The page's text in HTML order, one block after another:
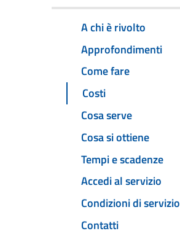
A chi è rivolto
Approfondimenti
Come fare
Costi
Cosa serve
Cosa si ottiene
Tempi e scadenze
Accedi al servizio
Condizioni di servizio
Contatti